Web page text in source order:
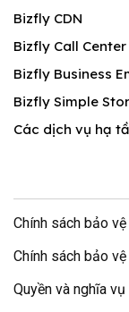
Bizfly CDN
Bizfly Call Center
Bizfly Business
Bizfly Simple
Các dịch vụ hạ
Chính sách bảo
Chính sách bảo
Quyền và nghĩa vụ